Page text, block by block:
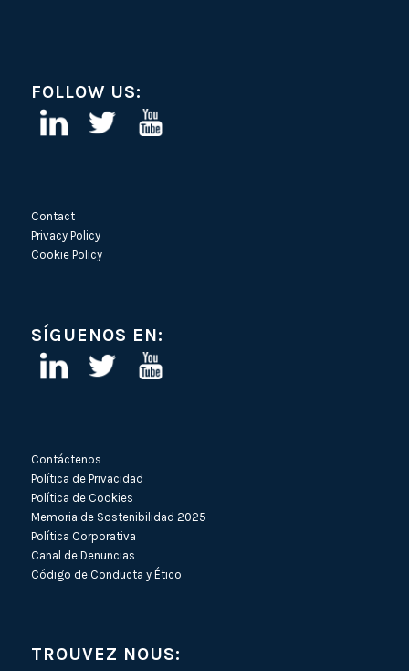
FOLLOW US:
Contact
Privacy Policy
Cookie Policy
SÍGUENOS EN:
Contáctenos
Política de Privacidad
Política de Cookies
Memoria de Sostenibilidad 2025
Política Corporativa
Canal de Denuncias
Código de Conducta y Ético
TROUVEZ NOUS: